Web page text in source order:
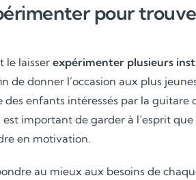
pour
le laisser expérimenter plusieurs
de donner l’occasion aux plus
enfants intéressés par la guitare
est important de garder à l’esprit que
en motivation.
au mieux aux besoins de
Soutien scolaire